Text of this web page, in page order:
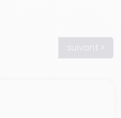
suivant »